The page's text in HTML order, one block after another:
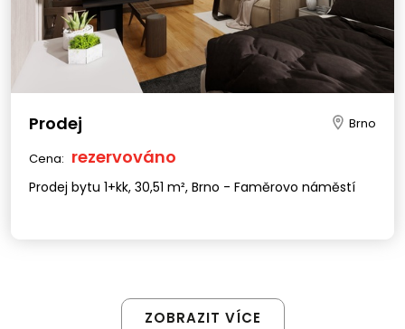
Prodej Brno
Cena: rezervováno
Prodej bytu 1+kk, 30,51 m², Brno - Faměrovo náměstí
ZOBRAZIT VÍCE